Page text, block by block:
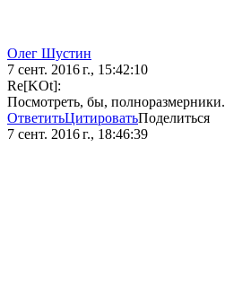
Олег Шустин
7 сент. 2016 г., 15:42:10
Re[KOt]:
Посмотреть, бы, полноразмерники.
ОтветитьЦитироватьПоделиться
7 сент. 2016 г., 18:46:39